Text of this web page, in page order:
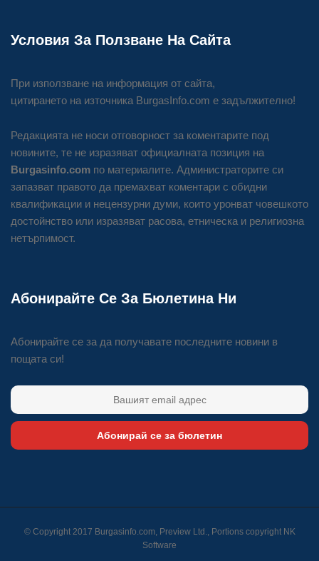
Условия За Ползване На Сайта
При използване на информация от сайта,
цитирането на източника BurgasInfo.com е задължително!
Редакцията не носи отговорност за коментарите под
новините, те не изразяват официалната позиция на
Burgasinfo.com по материалите. Администраторите си
запазват правото да премахват коментари с обидни
квалификации и нецензурни думи, които уронват човешкото
достойнство или изразяват расова, етническа и религиозна
нетърпимост.
Абонирайте Се За Бюлетина Ни
Абонирайте се за да получавате последните новини в
пощата си!
Абонирай се за бюлетин
© Copyright 2017 Burgasinfo.com, Preview Ltd., Portions copyright NK
Software